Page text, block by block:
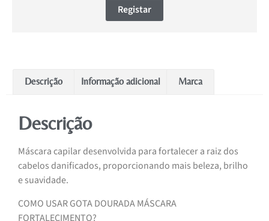
Registar
Descrição Informação adicional Marca
Descrição
Máscara capilar desenvolvida para fortalecer a raiz dos
cabelos danificados, proporcionando mais beleza, brilho
e suavidade.
COMO USAR GOTA DOURADA MÁSCARA
FORTALECIMENTO?